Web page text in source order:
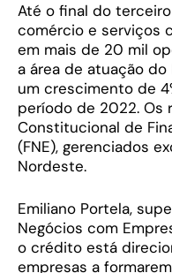
Até o final do
comércio e serviços
em mais de 20 mil
a área de atuação do
um crescimento de
período de 2022. Os
Constitucional de
(FNE), gerenciados
Nordeste.
Emiliano Portela,
Negócios com
o crédito está
empresas a